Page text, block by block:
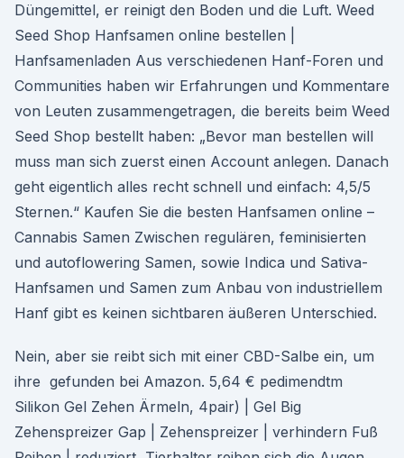
Düngemittel, er reinigt den Boden und die Luft. Weed
Seed Shop Hanfsamen online bestellen |
Hanfsamenladen Aus verschiedenen Hanf-Foren und
Communities haben wir Erfahrungen und Kommentare
von Leuten zusammengetragen, die bereits beim Weed
Seed Shop bestellt haben: „Bevor man bestellen will
muss man sich zuerst einen Account anlegen. Danach
geht eigentlich alles recht schnell und einfach: 4,5/5
Sternen.“ Kaufen Sie die besten Hanfsamen online –
Cannabis Samen Zwischen regulären, feminisierten
und autoflowering Samen, sowie Indica und Sativa-
Hanfsamen und Samen zum Anbau von industriellem
Hanf gibt es keinen sichtbaren äußeren Unterschied.
Nein, aber sie reibt sich mit einer CBD-Salbe ein, um
ihre gefunden bei Amazon. 5,64 € pedimendtm
Silikon Gel Zehen Ärmeln, 4pair) | Gel Big
Zehenspreizer Gap | Zehenspreizer | verhindern Fuß